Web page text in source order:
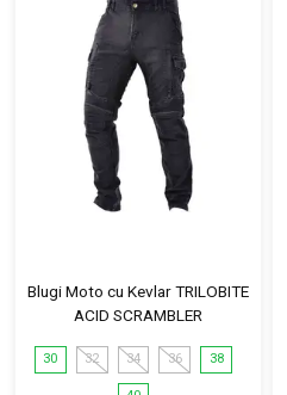
Blugi Moto cu Kevlar TRILOBITE
ACID SCRAMBLER
30 32 34 36 38